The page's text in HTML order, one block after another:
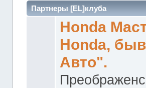
Партнеры [EL]клуба
Honda
Honda,
Авто".